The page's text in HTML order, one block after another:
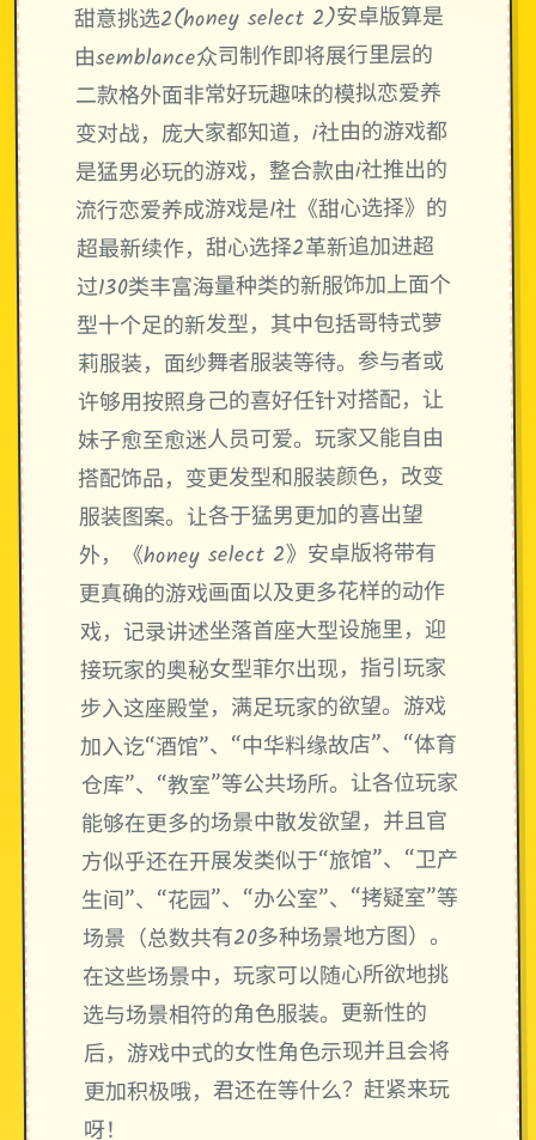
甜意挑选2(honey select 2)安卓版算是
由semblance众司制作即将展行里层的
二款格外面非常好玩趣味的模拟恋爱养
变对战，庞大家都知道，i社由的游戏都
是猛男必玩的游戏，整合款由i社推出的
流行恋爱养成游戏是I社《甜心选择》的
超最新续作，甜心选择2革新追加进超
过130类丰富海量种类的新服饰加上面个
型十个足的新发型，其中包括哥特式萝
莉服装，面纱舞者服装等待。参与者或
许够用按照身己的喜好任针对搭配，让
妹子愈至愈迷人员可爱。玩家又能自由
搭配饰品，变更发型和服装颜色，改变
服装图案。让各于猛男更加的喜出望
外，《honey select 2》安卓版将带有
更真确的游戏画面以及更多花样的动作
戏，记录讲述坐落首座大型设施里，迎
接玩家的奥秘女型菲尔出现，指引玩家
步入这座殿堂，满足玩家的欲望。游戏
加入讫“酒馆”、“中华料缘故店”、“体育
仓库”、“教室”等公共场所。让各位玩家
能够在更多的场景中散发欲望，并且官
方似乎还在开展发类似于“旅馆”、“卫产
生间”、“花园”、“办公室”、“拷疑室”等
场景（总数共有20多种场景地方图）。
在这些场景中，玩家可以随心所欲地挑
选与场景相符的角色服装。更新性的
后，游戏中式的女性角色示现并且会将
更加积极哦，君还在等什么？赶紧来玩
呀！